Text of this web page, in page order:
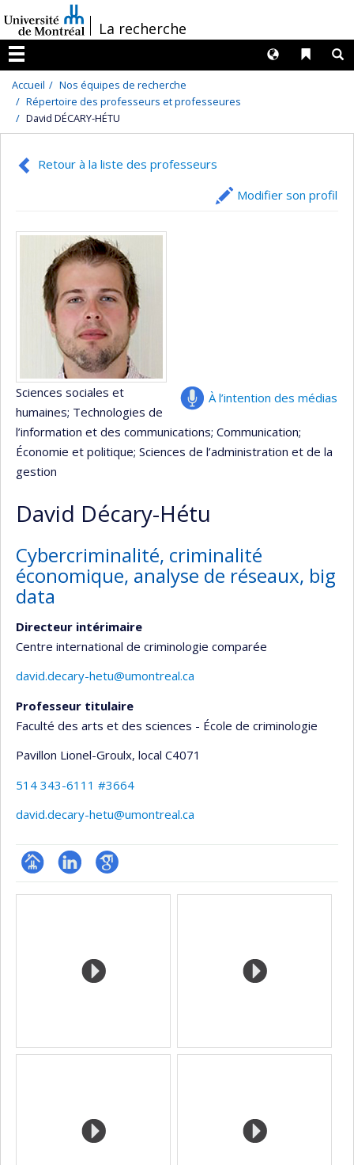
au
contenu
/La recherche
Menu
Liens
Langues
Accueil
Nos équipes de recherche
Répertoire des professeurs et professeures
David DÉCARY-HÉTU
Retour à la liste des professeurs
Modifier son profil
À l’intention des médias
Sciences sociales et
humaines; Technologies de
l’information et des communications; Communication;
Économie et politique; Sciences de l’administration et de la
gestion
David Décary-Hétu
Cybercriminalité, criminalité
économique, analyse de réseaux, big
data
Directeur intérimaire
Centre international de criminologie comparée
david.decary-hetu@umontreal.ca
Professeur titulaire
Faculté des arts et des sciences - École de criminologie
Pavillon Lionel-Groulx, local C4071
514 343-6111 #3664
david.decary-hetu@umontreal.ca
Page LinkedInGoogle
Médias